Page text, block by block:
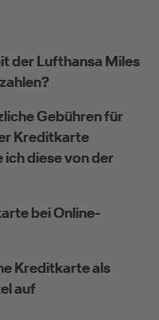
der Lufthansa Miles
Gebühren für
Kreditkarte
diese von der
bei Online-
Kreditkarte als
auf